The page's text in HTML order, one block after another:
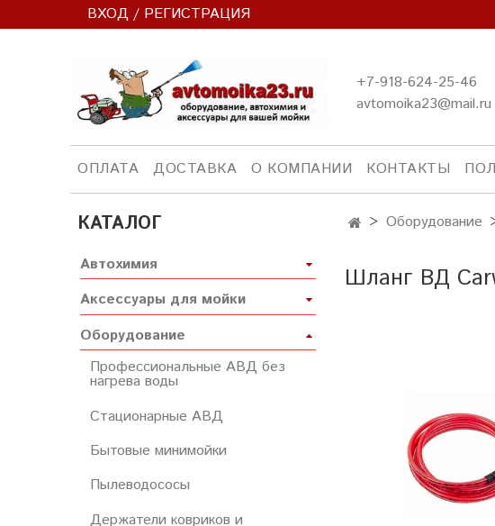
ВХОД / РЕГИСТРАЦИЯ
+7-918-624-25-46
avtomoika23@mail.ru
ОПЛАТА ДОСТАВКА О КОМПАНИИ КОНТАКТЫ
Оборудование
Шланг ВД
КАТАЛОГ
Автохимия
Аксессуары для мойки
Оборудование
Профессиональные АВД без
нагрева воды
Стационарные АВД
Бытовые минимойки
Пылеводососы
Держатели ковриков и